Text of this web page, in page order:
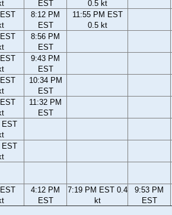
EST
0.5 kt
8:12 PM
EST
11:55 PM EST
0.5 kt
8:56 PM
EST
9:43 PM
EST
10:34 PM
EST
11:32 PM
EST
EST
EST
4:12 PM
EST
7:19 PM EST 0.4
kt
9:53 PM
EST